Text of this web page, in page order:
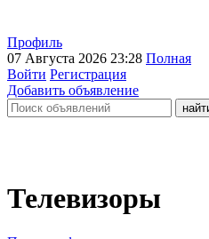
Профиль
07 Августа 2026 23:28 Полная
Войти Регистрация
Добавить объявление
Телевизоры